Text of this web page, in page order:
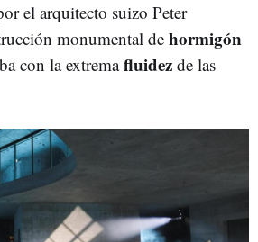
el arquitecto suizo Peter
monumental de hormigón
con la extremafluidez de las